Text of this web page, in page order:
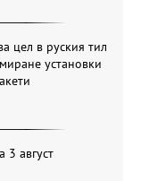
цел в руския тил
установки
3 август